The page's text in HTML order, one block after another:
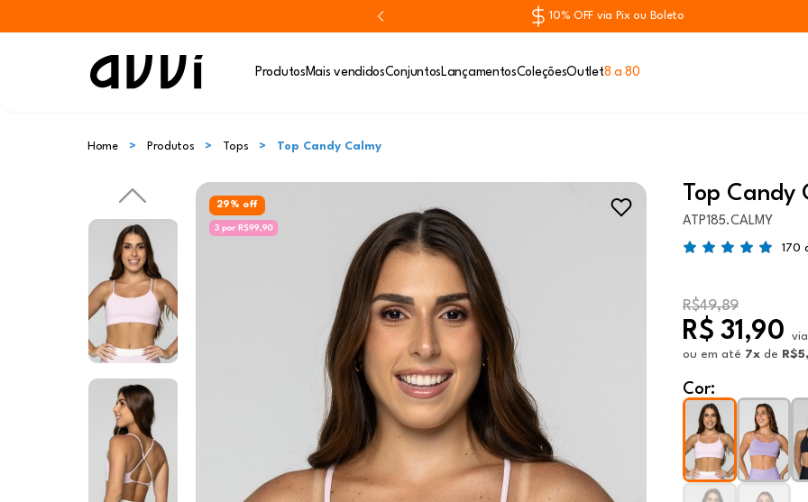
10% OFF via Pix ou Boleto
Produtos Mais vendidosConjuntos LançamentosColeçõesOutlet8 a 80
Home Produtos Tops Top Candy Calmy
29% off Top Candy
ATP185.CALMY
170
R$49,89
R$ 31,90
ou em até 7x de
Cor: